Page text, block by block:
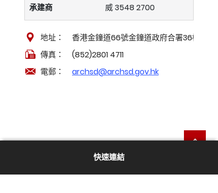
承建商
威3548 2700
地址：
香港金鐘道66號金鐘道政府合署36樓
傳真：
(852)2801 4711
電郵：
archsd@archsd.gov.hk
快速連結
返
可持續發展報告 2025